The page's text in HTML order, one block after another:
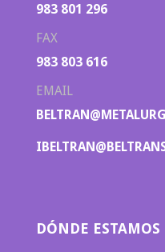
983 801 296
FAX
983 803 616
EMAIL
DÓNDE ESTAMOS